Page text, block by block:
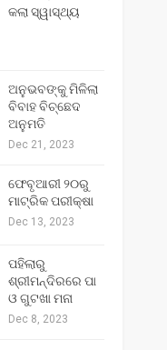
କଲା ସ୍ୱାସ୍ଥ୍ୟ
ଅନୁଭବଙ୍କୁ ମିଳିଲା
ବିବାହ ବିଚ୍ଛେଦ
ଅନୁମତି
Dec 21, 2023
ଫେବୃଆରୀ ୨୦ରୁ
ମାଟ୍ରିକ ପରୀକ୍ଷା
Dec 13, 2023
ପହିଲାରୁ
ଶ୍ରୀମନ୍ଦିରରେ ପା
ଓ ଗୁଟଖା ମନା
Dec 8, 2023